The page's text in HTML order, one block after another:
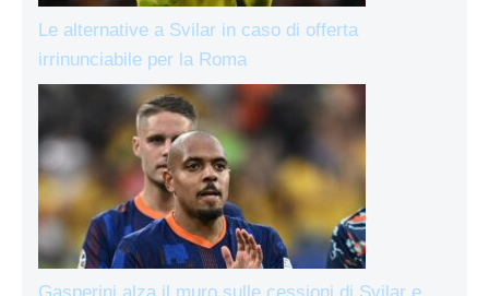
Le alternative a Svilar in caso di offerta
irrinunciabile per la Roma